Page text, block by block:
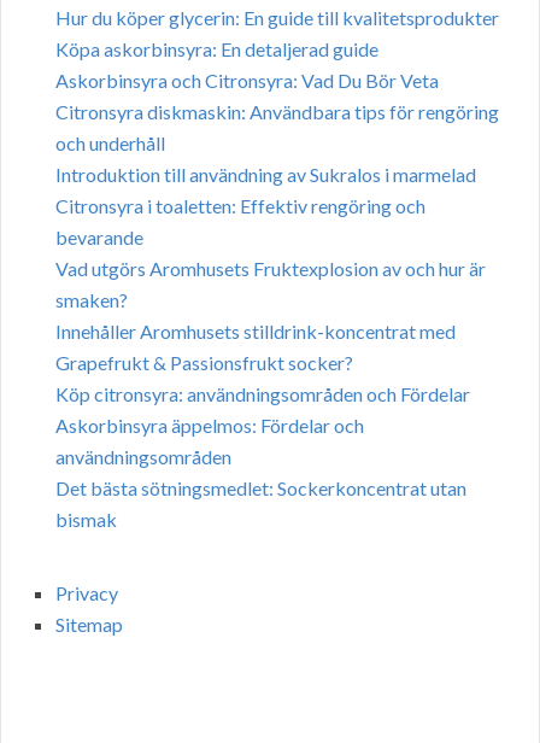
Hur du köper glycerin: En guide till kvalitetsprodukter
Köpa askorbinsyra: En detaljerad guide
Askorbinsyra och Citronsyra: Vad Du Bör Veta
Citronsyra diskmaskin: Användbara tips för rengöring
och underhåll
Introduktion till användning av Sukralos i marmelad
Citronsyra i toaletten: Effektiv rengöring och
bevarande
Vad utgörs Aromhusets Fruktexplosion av och hur är
smaken?
Innehåller Aromhusets stilldrink-koncentrat med
Grapefrukt & Passionsfrukt socker?
Köp citronsyra: användningsområden och Fördelar
Askorbinsyra äppelmos: Fördelar och
användningsområden
Det bästa sötningsmedlet: Sockerkoncentrat utan
bismak
Privacy
Sitemap